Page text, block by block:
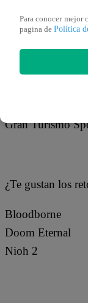
Captain Tsubasa
Gran Turismo
¿Te gustan los
Bloodborne
Doom Eternal
Nioh 2
Para conocer mejor
pagina de Política